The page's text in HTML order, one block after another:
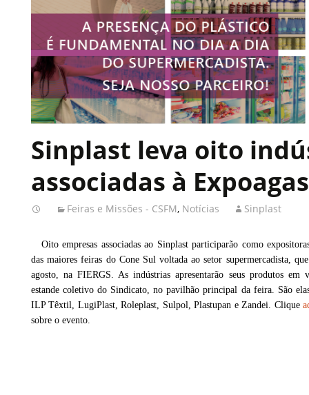
Sinplast leva oito
associadas à
Feiras e Missões - CSFM, Notícias Sinplast
Oito empresas associadas ao Sinplast participarão como
das maiores feiras do Cone Sul voltada ao setor supermercadista,
agosto, na FIERGS. As indústrias apresentarão seus produtos em
estande coletivo do Sindicato, no pavilhão principal da feira. São
ILP Têxtil, LugiPlast, Roleplast, Sulpol, Plastupan e Zandei. Clique
sobre o evento.